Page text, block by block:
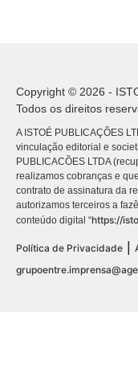
Copyright © 2026 -
Todos os direitos
A ISTOÉ PUBLICAÇÕES
vinculação editorial e
PUBLICACÕES LTDA
realizamos cobranças e
contrato de assinatura da
autorizamos terceiros a
conteúdo digital “https://
Política de Privacidade